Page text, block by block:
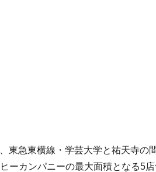
東急東横線・学芸大学と祐天寺の
ーカンパニーの最大面積となる5